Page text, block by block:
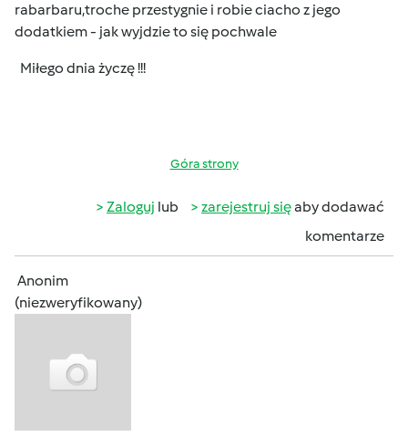
rabarbaru,troche przestygnie i robie ciacho z jego
dodatkiem - jak wyjdzie to się pochwale
Miłego dnia życzę !!!
Góra strony
Zaloguj lub zarejestruj sięaby dodawać
komentarze
Anonim
(niezweryfikowany)